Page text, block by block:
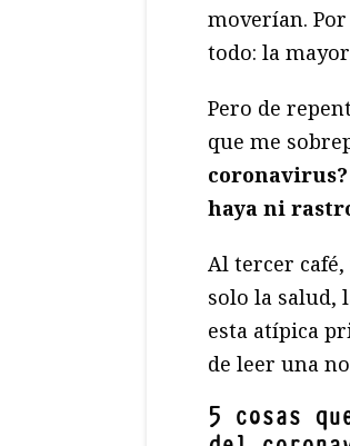
moverían.
todo: la
Pero de
que me
haya ni
Al tercer
solo la salud,
esta atípica
de leer una
5 cosas